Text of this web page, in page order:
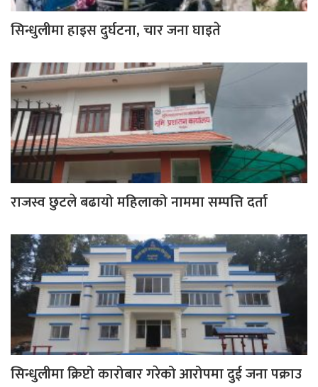
सिन्धुलीमा हाइस दुर्घटना, चार जना घाइते
राजस्व छुटले बढायो महिलाको नाममा सम्पत्ति दर्ता
सिन्धुलीमा क्रिप्टो कारोबार गरेको आरोपमा दुई जना पक्राउ